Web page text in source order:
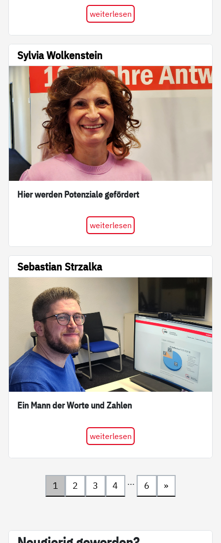
weiterlesen
Sylvia Wolkenstein
Hier werden Potenziale gefördert
weiterlesen
Sebastian Strzalka
Ein Mann der Worte und Zahlen
weiterlesen
1 2 3 4 ... 6 »